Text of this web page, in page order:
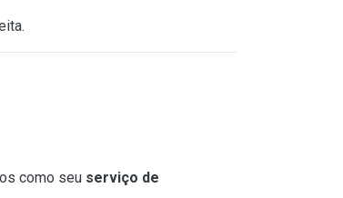
como seu serviço de